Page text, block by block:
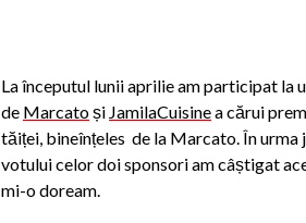
La începutul lunii aprilie am participat la
de Marcatoși JamilaCuisinea cărui
tăiței, bineînțeles de la Marcato. În
votului celor doi sponsori am câștigat
mi-o doream.